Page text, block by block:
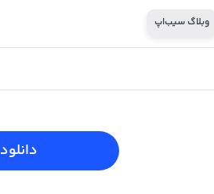
وبلاگ سیب‌اپ
دانلود